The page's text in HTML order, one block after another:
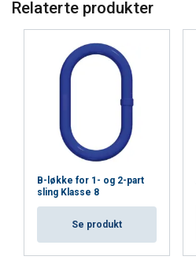
Relaterte produkter
B-løkke for 1- og 2-part
sling Klasse 8
Se produkt
Functionality
ACCEPT